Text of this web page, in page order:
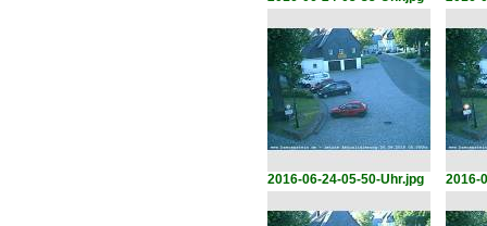
2016-06-24-05-50-Uhr.jpg 2016-